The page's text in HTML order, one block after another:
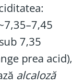
7,35
prea acid),
alcaloză